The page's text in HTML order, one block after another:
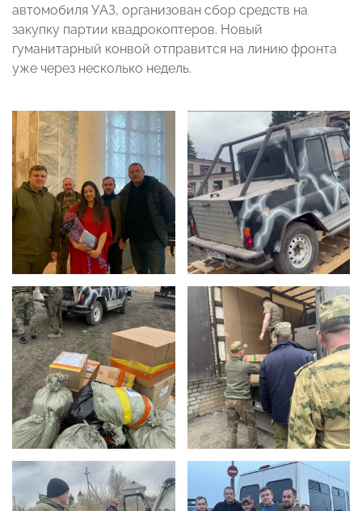
автомобиля УАЗ, организован сбор средств на
закупку партии квадрокоптеров. Новый
гуманитарный конвой отправится на линию фронта
уже через несколько недель.